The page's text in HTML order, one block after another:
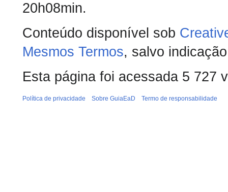
20h08min.
Conteúdo disponível sob
Mesmos Termos, salvo
Esta página foi acessada 5 727
Política de privacidade Sobre GuiaEaD Termo de responsabilidade